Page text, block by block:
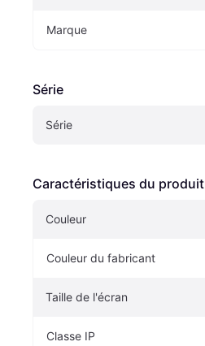
Marque
Série
Série
Caractéristiques du produit
Couleur
Couleur du fabricant
Taille de l'écran
Classe IP